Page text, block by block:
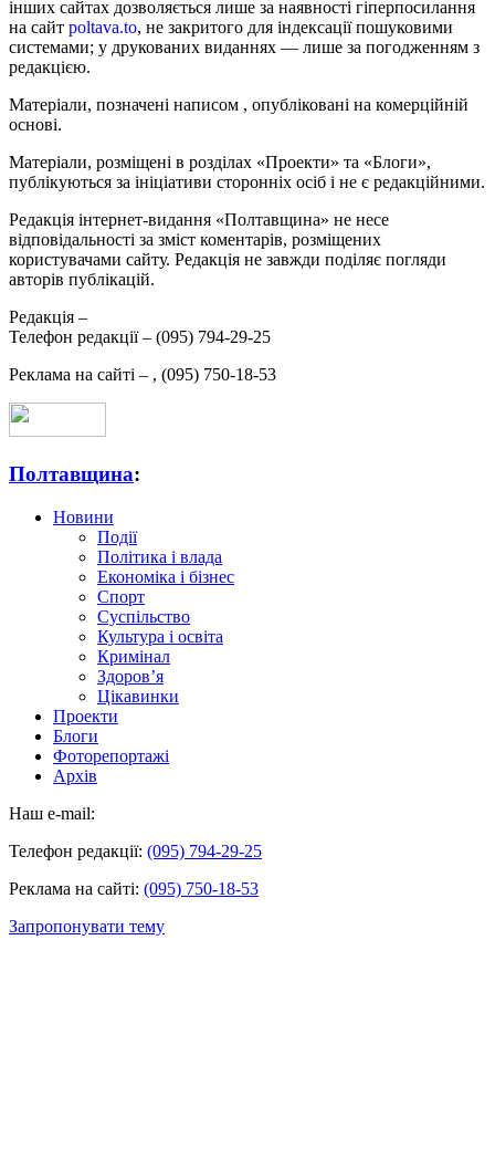
інших сайтах дозволяється лише за наявності гіперпосилання
на сайт poltava.to, не закритого для індексації пошуковими
системами; у друкованих виданнях — лише за погодженням з
редакцією.
Матеріали, позначені написом , опубліковані на комерційній
основі.
Матеріали, розміщені в розділах «Проекти» та «Блоги»,
публікуються за ініціативи сторонніх осіб і не є редакційними.
Редакція інтернет-видання «Полтавщина» не несе
відповідальності за зміст коментарів, розміщених
користувачами сайту. Редакція не завжди поділяє погляди
авторів публікацій.
Редакція –
Телефон редакції – (095) 794-29-25
Реклама на сайті – , (095) 750-18-53
Полтавщина:
Новини
Події
Політика і влада
Економіка і бізнес
Спорт
Суспільство
Культура і освіта
Кримінал
Здоров’я
Цікавинки
Проекти
Блоги
Фоторепортажі
Архів
Наш e-mail:
Телефон редакції: (095) 794-29-25
Реклама на сайті: (095) 750-18-53
Запропонувати тему